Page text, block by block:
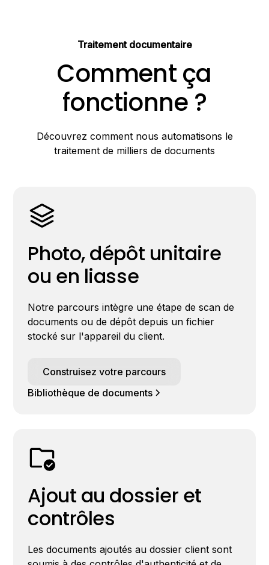
Traitement documentaire
Comment ça
fonctionne ?
Découvrez comment nous automatisons le
traitement de milliers de documents
Photo, dépôt unitaire
ou en liasse
Notre parcours intègre une étape de scan de
documents ou de dépôt depuis un fichier
stocké sur l'appareil du client.
Construisez votre parcours
Bibliothèque de documents
Ajout au dossier et
contrôles
Les documents ajoutés au dossier client sont